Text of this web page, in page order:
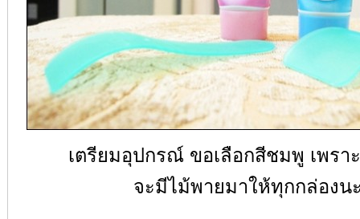
เตรียมอุปกรณ์ ขอเลือกสีชมพู เพรา
จะมีไม้พายมาให้ทุกกล่องน